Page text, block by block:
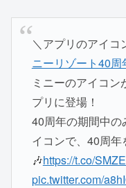
＼アプリのアイコ
ニーリゾート40周
ミニーのアイコ
プリに登場！
40周年の期間中
イコンで、40周年
🎶https://t.co/
pic.twitter.com/